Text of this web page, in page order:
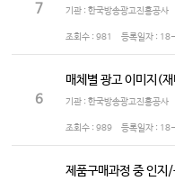
7 기관 : 한국방송광고진흥공사
조회수 : 981 등록일자 :
6
매체별 광고 이미지(
기관 : 한국방송광고진흥공사
조회수 : 989 등록일자 :
제품구매과정 중 인지/